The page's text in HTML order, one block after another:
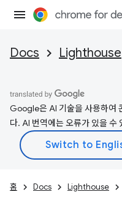
Docs Lighthouse
Google은 AI 기술을 사용하여
다. AI 번역에는 오류가 있을 수
홈 Docs Lighthouse